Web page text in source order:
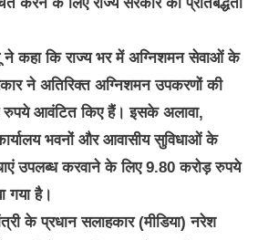
कहा कि राज्य भर में अग्निशमन सेवाओं के
ने अतिरिक्त अग्निशमन उपकरणों की
आवंटित किए हैं। इसके अलावा,
भवनों और आवासीय सुविधाओं के
उपलब्ध करवाने के लिए 9.80 करोड़ रुपये
गया है।
के प्रधान सलाहकार (मीडिया) नरेश